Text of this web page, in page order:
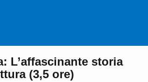
L’affascinante storia
(3,5 ore)